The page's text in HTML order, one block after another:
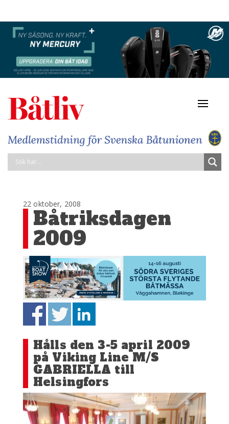
22 oktober, 2008
Båtriksdagen
2009
Hålls den 3-5 april 2009
på Viking Line M/S
GABRIELLA till
Helsingfors